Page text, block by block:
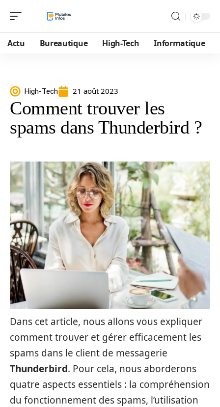
Actu Bureautique High-Tech Informatique
High-Tech 21 août 2023
Comment trouver les
spams dans Thunderbird ?
Dans cet article, nous allons vous expliquer
comment trouver et gérer efficacement les
spams dans le client de messagerie
Thunderbird. Pour cela, nous aborderons
quatre aspects essentiels : la compréhension
du fonctionnement des spams, l’utilisation